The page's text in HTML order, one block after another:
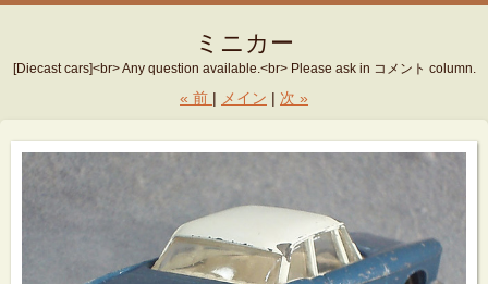
ミニカー
[Diecast cars]<br> Any question available.<br> Please ask in コメント column.
« 前 メイン 次 »